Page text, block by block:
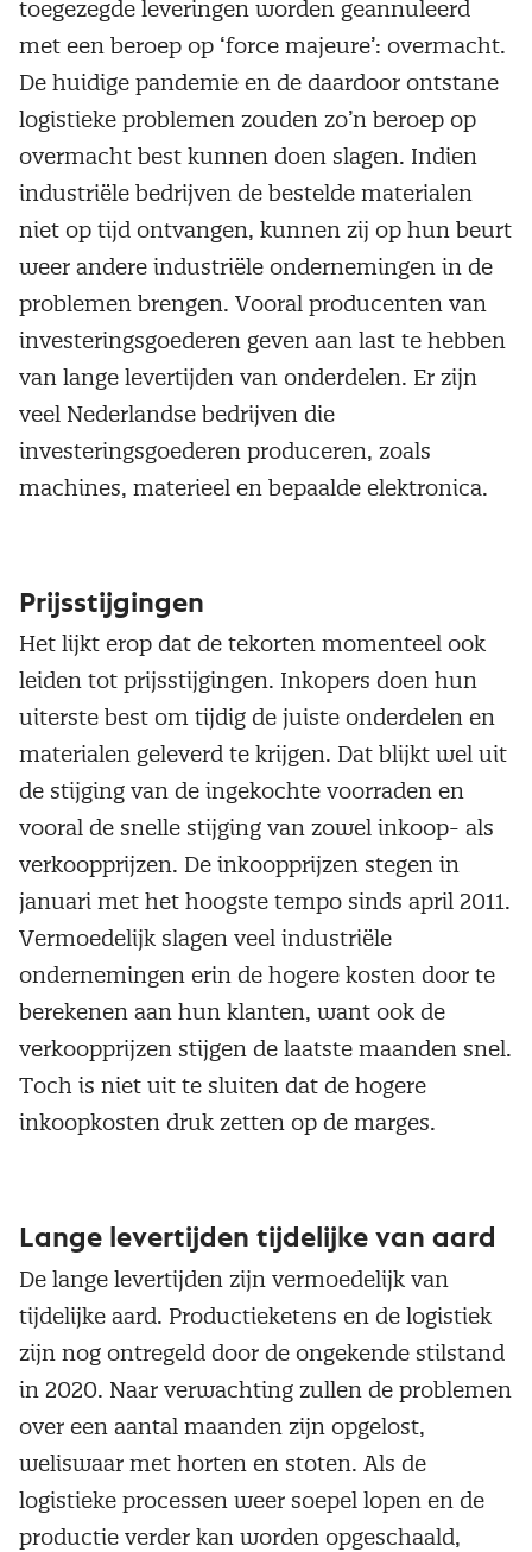
toegezegde leveringen worden geannuleerd
met een beroep op ‘force majeure’: overmacht.
De huidige pandemie en de daardoor ontstane
logistieke problemen zouden zo’n beroep op
overmacht best kunnen doen slagen. Indien
industriële bedrijven de bestelde materialen
niet op tijd ontvangen, kunnen zij op hun beurt
weer andere industriële ondernemingen in de
problemen brengen. Vooral producenten van
investeringsgoederen geven aan last te hebben
van lange levertijden van onderdelen. Er zijn
veel Nederlandse bedrijven die
investeringsgoederen produceren, zoals
machines, materieel en bepaalde elektronica.
Prijsstijgingen
Het lijkt erop dat de tekorten momenteel ook
leiden tot prijsstijgingen. Inkopers doen hun
uiterste best om tijdig de juiste onderdelen en
materialen geleverd te krijgen. Dat blijkt wel uit
de stijging van de ingekochte voorraden en
vooral de snelle stijging van zowel inkoop- als
verkoopprijzen. De inkoopprijzen stegen in
januari met het hoogste tempo sinds april 2011.
Vermoedelijk slagen veel industriële
ondernemingen erin de hogere kosten door te
berekenen aan hun klanten, want ook de
verkoopprijzen stijgen de laatste maanden snel.
Toch is niet uit te sluiten dat de hogere
inkoopkosten druk zetten op de marges.
Lange levertijden tijdelijke van aard
De lange levertijden zijn vermoedelijk van
tijdelijke aard. Productieketens en de logistiek
zijn nog ontregeld door de ongekende stilstand
in 2020. Naar verwachting zullen de problemen
over een aantal maanden zijn opgelost,
weliswaar met horten en stoten. Als de
logistieke processen weer soepel lopen en de
productie verder kan worden opgeschaald,